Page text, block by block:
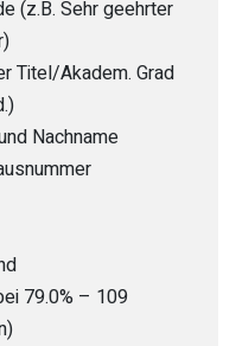
(z.B. Sehr geehrter
Titel/Akadem. Grad
Nachname
79.0% – 109